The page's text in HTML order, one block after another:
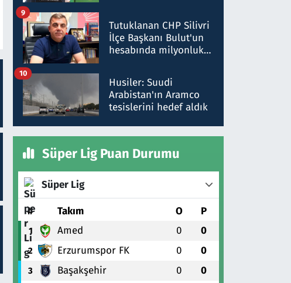
düşürüldüğü" iddiasını
yalanladı
Tutuklanan CHP Silivri
İlçe Başkanı Bulut'un
hesabında milyonluk
talimat verdi, ben
gönderdim
9
Husiler: Suudi
Arabistan'ın Aramco
tesislerini hedef aldık
10
Süper Lig Puan Durumu
Süper Lig
# Takım O P
1 Amed 0 0
2 Erzurumspor FK 0 0
3 Başakşehir 0 0